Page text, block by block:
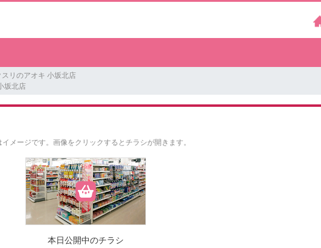
スリのアオキ 小坂北店
坂北店
メージです。 画像をクリックするとチラシが開きます。
本日公開中のチラシ